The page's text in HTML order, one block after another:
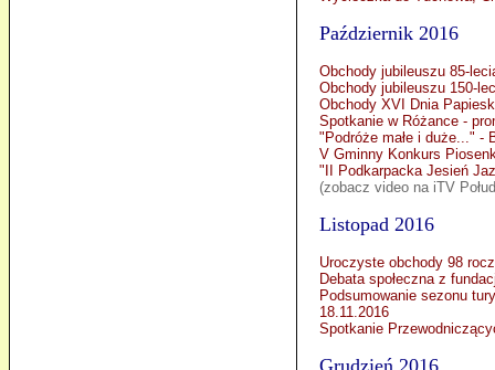
Październik 2016
Obchody jubileuszu 85-
Obchody jubileuszu 150-
Obchody XVI Dnia
Spotkanie w Różance -
"Podróże małe i duże..." -
V Gminny Konkurs
"II Podkarpacka Jesień
(zobacz video na iTV
Listopad 2016
Uroczyste obchody 98
Debata społeczna z
Podsumowanie sezonu
18.11.2016
Spotkanie
Grudzień 2016